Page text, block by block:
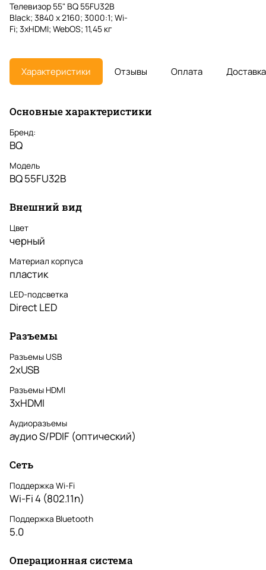
Телевизор 55" BQ 55FU32B
Black; 3840 х 2160; 3000:1; Wi-
Fi; 3xHDMI; WebOS; 11,45 кг
Характеристики Отзывы Оплата Доставка
Основные характеристики
Бренд:
BQ
Модель
BQ 55FU32B
Внешний вид
Цвет
черный
Материал корпуса
пластик
LED-подсветка
Direct LED
Разъемы
Разъемы USB
2xUSB
Разъемы HDMI
3xHDMI
Аудиоразъемы
аудио S/PDIF (оптический)
Сеть
Поддержка Wi-Fi
Wi-Fi 4 (802.11n)
Поддержка Bluetooth
5.0
Операционная система